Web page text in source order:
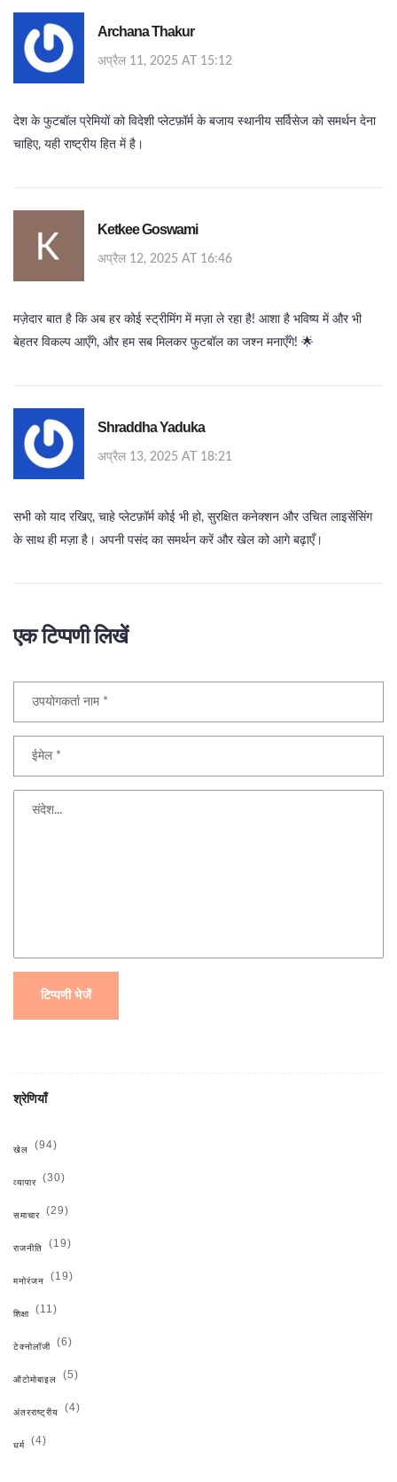
Archana Thakur
अप्रैल 11, 2025 AT 15:12
देश के फुटबॉल प्रेमियों को विदेशी प्लेटफ़ॉर्म के बजाय स्थानीय सर्विसेज को समर्थन देना
चाहिए, यही राष्ट्रीय हित में है।
Ketkee Goswami
अप्रैल 12, 2025 AT 16:46
मज़ेदार बात है कि अब हर कोई स्ट्रीमिंग में मज़ा ले रहा है! आशा है भविष्य में और भी
बेहतर विकल्प आएँगे, और हम सब मिलकर फुटबॉल का जश्न मनाएँगे! 🌟
Shraddha Yaduka
अप्रैल 13, 2025 AT 18:21
सभी को याद रखिए, चाहे प्लेटफ़ॉर्म कोई भी हो, सुरक्षित कनेक्शन और उचित लाइसेंसिंग
के साथ ही मज़ा है। अपनी पसंद का समर्थन करें और खेल को आगे बढ़ाएँ।
एक टिप्पणी लिखें
टिप्पणी भेजें
श्रेणियाँ
खेल (94)
व्यापार (30)
समाचार (29)
राजनीति (19)
मनोरंजन (19)
शिक्षा (11)
टेक्नोलॉजी (6)
ऑटोमोबाइल (5)
अंतरराष्ट्रीय (4)
धर्म (4)